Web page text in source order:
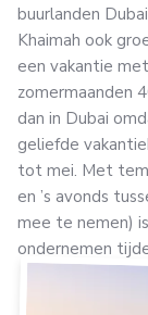
buurlanden
Khaimah ook
een vakantie
zomermaanden
dan in Dubai
geliefde
tot mei. Met
en ’s avonds
mee te nemen)
ondernemen